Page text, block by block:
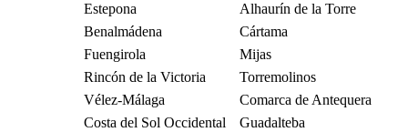
Estepona
Alhaurín de la Torre
Benalmádena
Cártama
Fuengirola
Mijas
Rincón de la Victoria
Torremolinos
Vélez-Málaga
Comarca de Antequera
Costa del Sol Occidental
Guadalteba